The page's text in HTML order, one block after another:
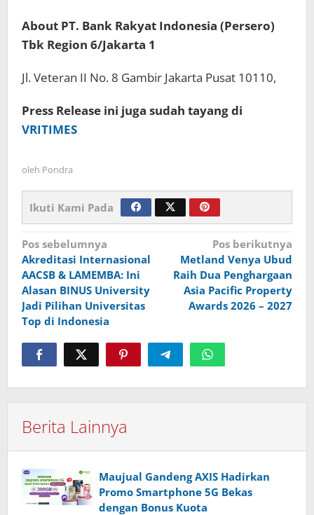
About PT. Bank Rakyat Indonesia (Persero)
Tbk Region 6/Jakarta 1
Jl. Veteran II No. 8 Gambir Jakarta Pusat 10110,
Press Release ini juga sudah tayang di
VRITIMES
oleh Pondra
Ikuti Kami Pada
Navigasi
pos
Pos sebelumnya
Akreditasi Internasional
AACSB & LAMEMBA: Ini
Alasan BINUS University
Jadi Pilihan Universitas
Top di Indonesia
Pos berikutnya
Metland Venya Ubud
Raih Dua Penghargaan
Asia Pacific Property
Awards 2026 – 2027
Berita Lainnya
Maujual Gandeng AXIS Hadirkan
Promo Smartphone 5G Bekas
dengan Bonus Kuota